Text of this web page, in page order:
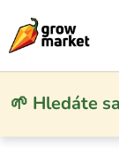
🌱 Hledáte